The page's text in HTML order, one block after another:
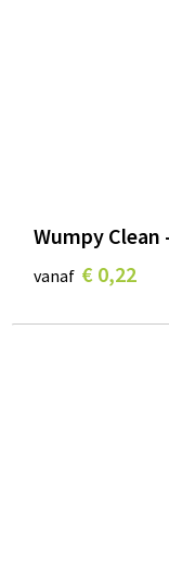
Wumpy
vanaf € 0,22